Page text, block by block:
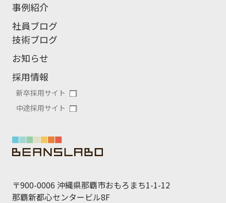
事例紹介
社員ブログ
技術ブログ
お知らせ
採用情報
新卒採用サイト
中途採用サイト
〒900-0006 沖縄県那覇市おもろまち1-1-12
那覇新都心センタービル8F